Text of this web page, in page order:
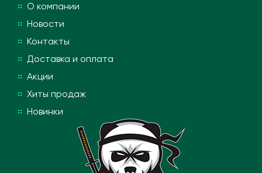
О компании
Новости
Контакты
Доставка и оплата
Акции
Хиты продаж
Новинки